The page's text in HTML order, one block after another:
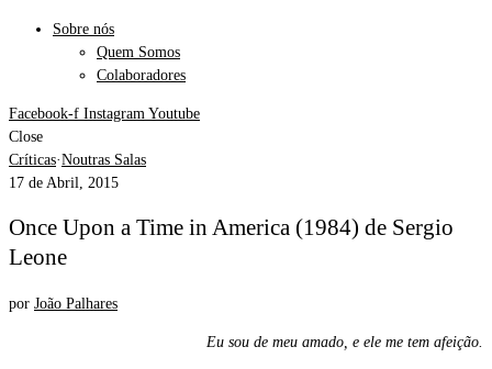
Sobre nós
Quem Somos
Colaboradores
Facebook-f Instagram Youtube
Close
Críticas·Noutras Salas
17 de Abril, 2015
Once Upon a Time in America (1984) de Sergio
Leone
por João Palhares
Eu sou de meu amado, e ele me tem afeição.